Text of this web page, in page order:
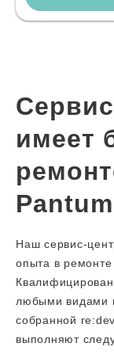
имеет
Pantum
Наш сервис-
опыта в ремонте
любыми видами
собранной
выполняют